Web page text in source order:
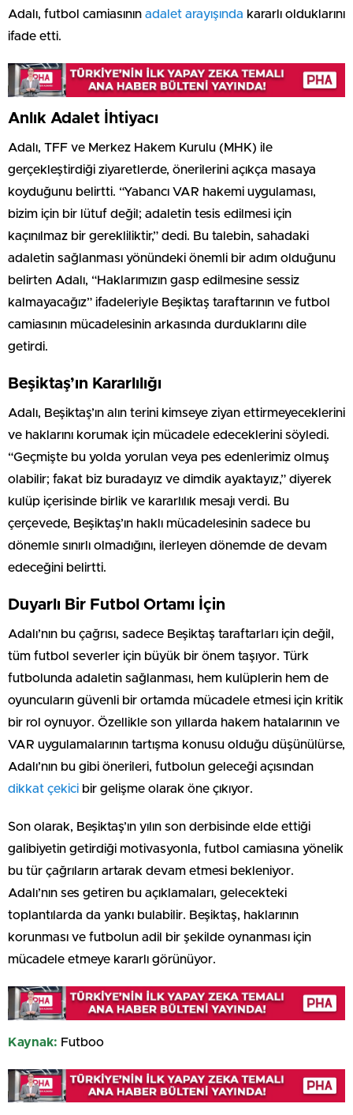
Adalı, futbol camiasının adalet arayışında kararlı olduklarını
ifade etti.
Anlık Adalet İhtiyacı
Adalı, TFF ve Merkez Hakem Kurulu (MHK) ile
gerçekleştirdiği ziyaretlerde, önerilerini açıkça masaya
koyduğunu belirtti. “Yabancı VAR hakemi uygulaması,
bizim için bir lütuf değil; adaletin tesis edilmesi için
kaçınılmaz bir gerekliliktir,” dedi. Bu talebin, sahadaki
adaletin sağlanması yönündeki önemli bir adım olduğunu
belirten Adalı, “Haklarımızın gasp edilmesine sessiz
kalmayacağız” ifadeleriyle Beşiktaş taraftarının ve futbol
camiasının mücadelesinin arkasında durduklarını dile
getirdi.
Beşiktaş’ın Kararlılığı
Adalı, Beşiktaş’ın alın terini kimseye ziyan ettirmeyeceklerini
ve haklarını korumak için mücadele edeceklerini söyledi.
“Geçmişte bu yolda yorulan veya pes edenlerimiz olmuş
olabilir; fakat biz buradayız ve dimdik ayaktayız,” diyerek
kulüp içerisinde birlik ve kararlılık mesajı verdi. Bu
çerçevede, Beşiktaş’ın haklı mücadelesinin sadece bu
dönemle sınırlı olmadığını, ilerleyen dönemde de devam
edeceğini belirtti.
Duyarlı Bir Futbol Ortamı İçin
Adalı’nın bu çağrısı, sadece Beşiktaş taraftarları için değil,
tüm futbol severler için büyük bir önem taşıyor. Türk
futbolunda adaletin sağlanması, hem kulüplerin hem de
oyuncuların güvenli bir ortamda mücadele etmesi için kritik
bir rol oynuyor. Özellikle son yıllarda hakem hatalarının ve
VAR uygulamalarının tartışma konusu olduğu düşünülürse,
Adalı’nın bu gibi önerileri, futbolun geleceği açısından
dikkat çekici bir gelişme olarak öne çıkıyor.
Son olarak, Beşiktaş’ın yılın son derbisinde elde ettiği
galibiyetin getirdiği motivasyonla, futbol camiasına yönelik
bu tür çağrıların artarak devam etmesi bekleniyor.
Adalı’nın ses getiren bu açıklamaları, gelecekteki
toplantılarda da yankı bulabilir. Beşiktaş, haklarının
korunması ve futbolun adil bir şekilde oynanması için
mücadele etmeye kararlı görünüyor.
Kaynak: Futboo